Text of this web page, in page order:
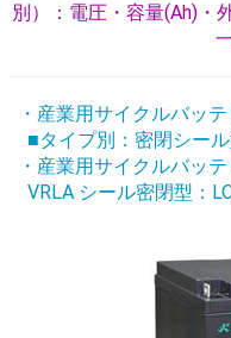
別）：電圧・容量(Ah)・
・産業用サイクルバッ
■タイプ別：密閉シー
・産業用サイクルバッ
VRLA シール密閉型：